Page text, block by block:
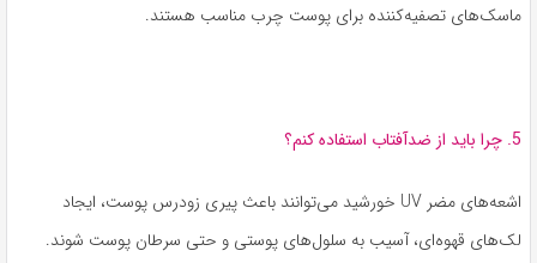
ماسک‌های تصفیه‌کننده برای پوست چرب مناسب هستند.
5. چرا باید از ضدآفتاب استفاده کنم؟
اشعه‌های مضر UV خورشید می‌توانند باعث پیری زودرس پوست، ایجاد
لک‌های قهوه‌ای، آسیب به سلول‌های پوستی و حتی سرطان پوست شوند.